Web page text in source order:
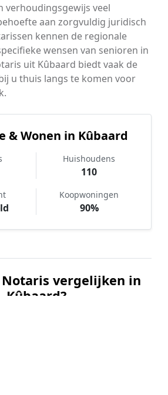
verhoudingsgewijs veel
aan zorgvuldig juridisch
kennen de regionale
wensen van senioren in
uit Kûbaard biedt vaak de
u thuis langs te komen voor
& Wonen in Kûbaard
Huishoudens
110
Koopwoningen
90%
vergelijken in
Kûbaard?